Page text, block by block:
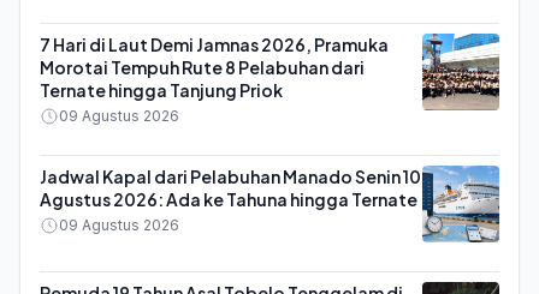
7 Hari di Laut Demi Jamnas 2026, Pramuka
Morotai Tempuh Rute 8 Pelabuhan dari
Ternate hingga Tanjung Priok
09 Agustus 2026
Jadwal Kapal dari Pelabuhan Manado Senin 10
Agustus 2026: Ada ke Tahuna hingga Ternate
09 Agustus 2026